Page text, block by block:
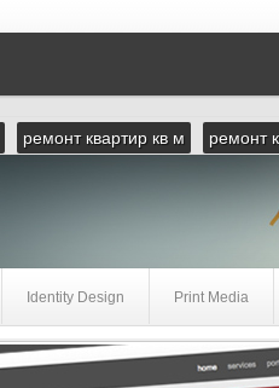
ремонт квартир кв м ремонт
Identity Design Print Media